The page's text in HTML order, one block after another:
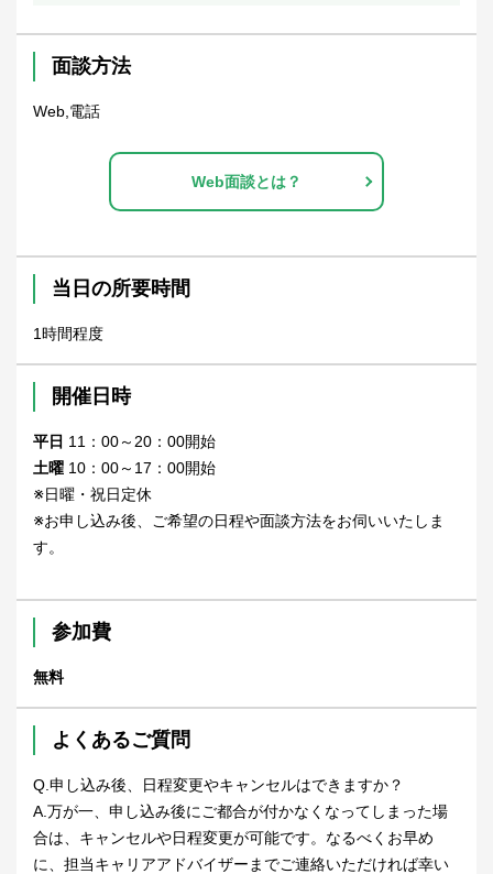
面談方法
Web,電話
Web面談とは？
当日の所要時間
1時間程度
開催日時
平日 11：00～20：00開始
土曜 10：00～17：00開始
※日曜・祝日定休
※お申し込み後、ご希望の日程や面談方法をお伺いいたしま
す。
参加費
無料
よくあるご質問
Q.申し込み後、日程変更やキャンセルはできますか？
A.万が一、申し込み後にご都合が付かなくなってしまった場
合は、キャンセルや日程変更が可能です。なるべくお早め
に、担当キャリアアドバイザーまでご連絡いただければ幸い